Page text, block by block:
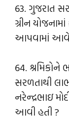
63. ગુજરાત
ગ્રીન
આપવામાં
64. શ્રમિકોને
સરળતાથી
નરેન્દ્રભાઇ
આવી હતી ?